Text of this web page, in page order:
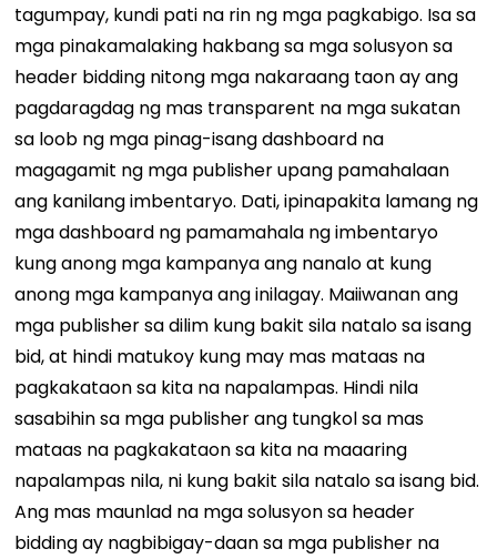
tagumpay, kundi pati na rin ng mga pagkabigo. Isa sa
mga pinakamalaking hakbang sa mga solusyon sa
header bidding nitong mga nakaraang taon ay ang
pagdaragdag ng mas transparent na mga sukatan
sa loob ng mga pinag-isang dashboard na
magagamit ng mga publisher upang pamahalaan
ang kanilang imbentaryo. Dati, ipinapakita lamang ng
mga dashboard ng pamamahala ng imbentaryo
kung anong mga kampanya ang nanalo at kung
anong mga kampanya ang inilagay. Maiiwanan ang
mga publisher sa dilim kung bakit sila natalo sa isang
bid, at hindi matukoy kung may mas mataas na
pagkakataon sa kita na napalampas. Hindi nila
sasabihin sa mga publisher ang tungkol sa mas
mataas na pagkakataon sa kita na maaaring
napalampas nila, ni kung bakit sila natalo sa isang bid.
Ang mas maunlad na mga solusyon sa header
bidding ay nagbibigay-daan sa mga publisher na